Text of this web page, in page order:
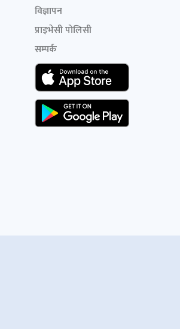
विज्ञापन
प्राइभेसी पोलिसी
सम्पर्क